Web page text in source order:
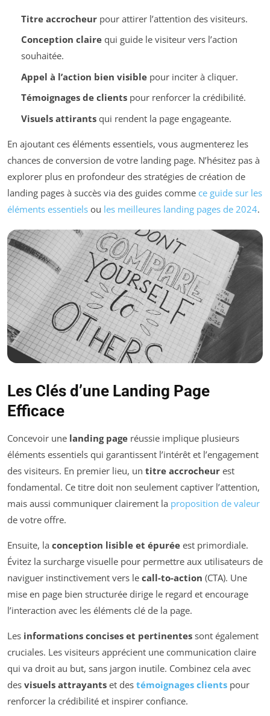
Titre accrocheurpour attirer l’attention des visiteurs.
Conception clairequi guide le visiteur vers l’action
souhaitée.
Appel à l’action bien visiblepour inciter à cliquer.
Témoignages de clientspour renforcer la crédibilité.
Visuels attirantsqui rendent la page engageante.
En ajoutant ces éléments essentiels, vous augmenterez les
chances de conversion de votre landing page. N’hésitez pas à
explorer plus en profondeur des stratégies de création de
landing pages à succès via des guides comme ce guide sur les
éléments essentiels ou les meilleures landing pages de 2024.
Les Clés d’une Landing Page
Efficace
Concevoir une landing page réussie implique plusieurs
éléments essentiels qui garantissent l’intérêt et l’engagement
des visiteurs. En premier lieu, un titre accrocheur est
fondamental. Ce titre doit non seulement captiver l’attention,
mais aussi communiquer clairement la proposition de valeur
de votre offre.
Ensuite, la conception lisible et épurée est primordiale.
Évitez la surcharge visuelle pour permettre aux utilisateurs de
naviguer instinctivement vers le call-to-action (CTA). Une
mise en page bien structurée dirige le regard et encourage
l’interaction avec les éléments clé de la page.
Les informations concises et pertinentes sont également
cruciales. Les visiteurs apprécient une communication claire
qui va droit au but, sans jargon inutile. Combinez cela avec
des visuels attrayants et des témoignages clients pour
renforcer la crédibilité et inspirer confiance.